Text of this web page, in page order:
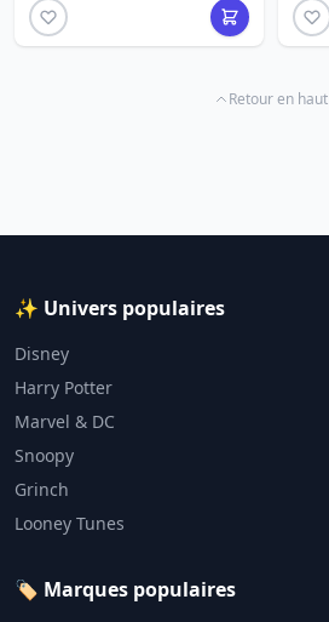
Retour en haut
✨ Univers populaires
Disney
Harry Potter
Marvel & DC
Snoopy
Grinch
Looney Tunes
🏷️ Marques populaires